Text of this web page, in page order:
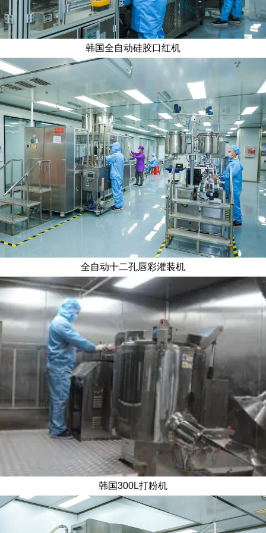
韩国全自动硅胶口红机
全自动十二孔唇彩灌装机
韩国300L打粉机